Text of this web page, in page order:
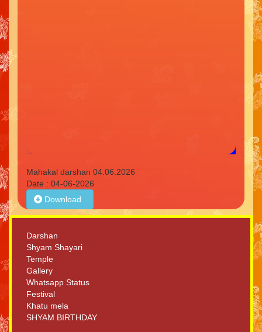
Mahakal darshan 04.06.2026
Date : 04-06-2026
Download
Darshan
Shyam Shayari
Temple
Gallery
Whatsapp Status
Festival
Khatu mela
SHYAM BIRTHDAY